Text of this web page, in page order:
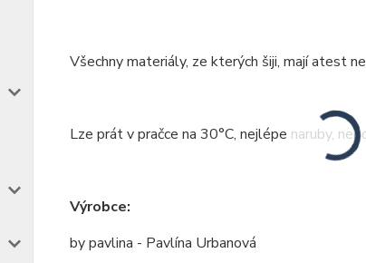
Všechny materiály, ze kterých šiji, mají atest
Lze prát v pračce na 30°C, nejlépe naruby,
Výrobce:
by pavlina - Pavlína Urbanová